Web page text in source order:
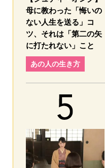
母に教わった「悔いの
ない人生を送る」コ
ツ、それは「第二の矢
に打たれない」こと
あの人の生き方